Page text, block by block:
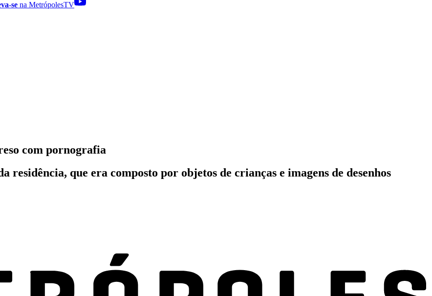
se na MetrópolesTV
com pornografia
que era composto por objetos de crianças e imagens de desenhos